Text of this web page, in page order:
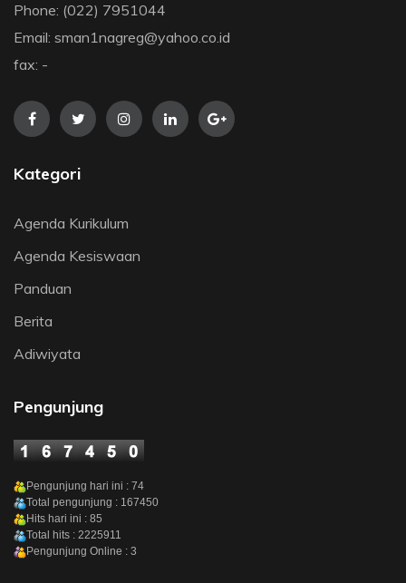
Phone: (022) 7951044
Email: sman1nagreg@yahoo.co.id
fax: -
Kategori
Agenda Kurikulum
Agenda Kesiswaan
Panduan
Berita
Adiwiyata
Pengunjung
Pengunjung hari ini : 74
Total pengunjung : 167450
Hits hari ini : 85
Total hits : 2225911
Pengunjung Online : 3